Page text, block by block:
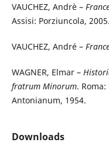
VAUCHEZ, Andrè –
Assisi: Porziuncola, 2005.
VAUCHEZ, André –
WAGNER, Elmar –
fratrum Minorum.
Antonianum, 1954.
Downloads